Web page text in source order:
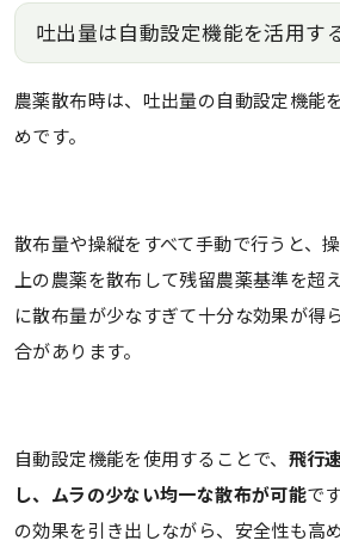
吐出量は自動設定機能を活用す
農薬散布時は、吐出量の自動設定機能
めです。
散布量や操縦をすべて手動で行うと、
上の農薬を散布して残留農薬基準を超
に散布量が少なすぎて十分な効果が得
合があります。
自動設定機能を使用することで、 飛行
し、ムラの少ない均一な散布が可能で
の効果を引き出しながら、安全性も高